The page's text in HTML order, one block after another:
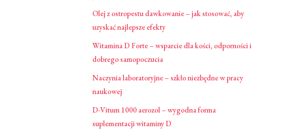
Olej z ostropestu dawkowanie – jak stosować, aby
uzyskać najlepsze efekty
Witamina D Forte – wsparcie dla kości, odporności i
dobrego samopoczucia
Naczynia laboratoryjne – szkło niezbędne w pracy
naukowej
D-Vitum 1000 aerozol – wygodna forma
suplementacji witaminy D